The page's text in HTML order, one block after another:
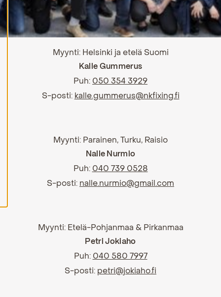
v
ä
Myynti: Helsinki ja etelä Suomi
Kalle Gummerus
Puh: 050 354 3929
S-posti: kalle.gummerus@nkfixing.fi
Myynti: Parainen, Turku, Raisio
Nalle Nurmio
Puh: 040 739 0528
S-posti: nalle.nurmio@gmail.com
Myynti: Etelä-Pohjanmaa & Pirkanmaa
Petri Jokiaho
Puh: 040 580 7997
S-posti: petri@jokiaho.fi